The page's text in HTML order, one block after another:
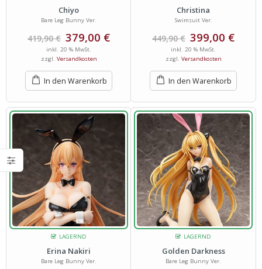
Chiyo
Bare Leg Bunny Ver.
419,90€ 379,00 €
inkl. 20 % MwSt.
zzgl. Versandkosten
In den Warenkorb
Christina
Swimsuit Ver.
449,90€ 399,00 €
inkl. 20 % MwSt.
zzgl. Versandkosten
In den Warenkorb
LAGERND
Erina Nakiri
Bare Leg Bunny Ver.
LAGERND
Golden Darkness
Bare Leg Bunny Ver.